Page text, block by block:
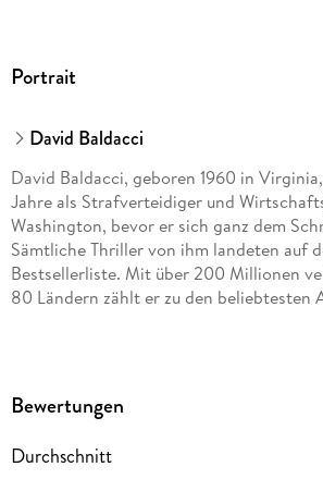
Portrait
David Baldacci
David Baldacci, geboren 1960 in
Jahre als Strafverteidiger und
Washington, bevor er sich ganz dem
Sämtliche Thriller von ihm landeten auf
Bestsellerliste. Mit über 200 Millionen
80 Ländern zählt er zu den beliebtesten
Bewertungen
Durchschnitt